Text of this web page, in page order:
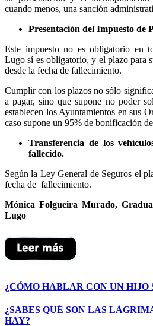
cuando menos, una sanción
Presentación del Impuesto de
Este impuesto no es obligatorio en
Lugo sí es obligatorio, y el plazo para
desde la fecha de fallecimiento.
Cumplir con los plazos no sólo
a pagar, sino que supone no poder
establecen los Ayuntamientos en sus
caso supone un 95% de bonificación
Transferencia de los
fallecido.
Según la Ley General de Seguros el
fecha de fallecimiento.
Mónica Folgueira Murado,
Lugo
¿CÓMO HABLAR CON UN HIJO
¿SABES QUÉ SON LAS
HAY?